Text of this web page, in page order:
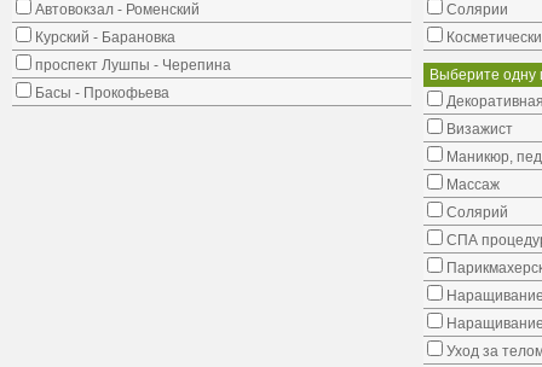
Автовокзал - Роменский
Курский - Барановка
проспект Лушпы - Черепина
Басы - Прокофьева
Солярии
Выберите одну
Визажист
Маникюр,
Массаж
Солярий
СПА
Уход за